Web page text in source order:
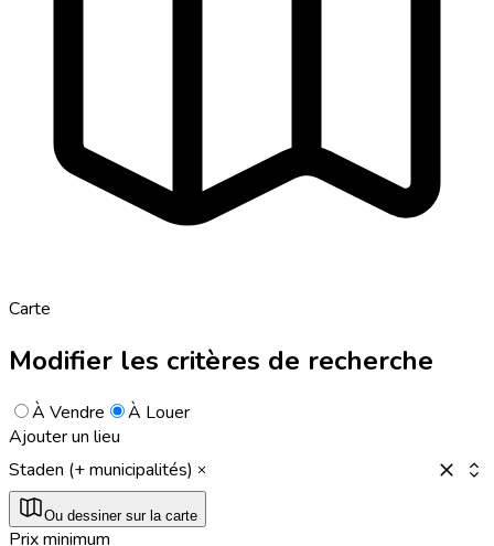
Carte
Modifier les critères de recherche
À Vendre
À Louer
Ajouter un lieu
Staden (+ municipalités)
Ou dessiner sur la carte
Prix minimum